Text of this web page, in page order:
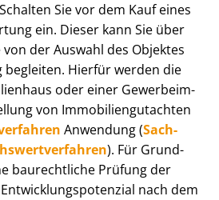
Sie vor dem Kauf eines
ein. Dieser kann Sie über
der Auswahl des Objektes
Hierfür werden die
oder einer Ge­wer­be­im­
von Im­mo­bi­li­en­gut­ach­ten
Anwendung (Sach­
). Für Grund­
baurechtliche Prüfung der
nach dem